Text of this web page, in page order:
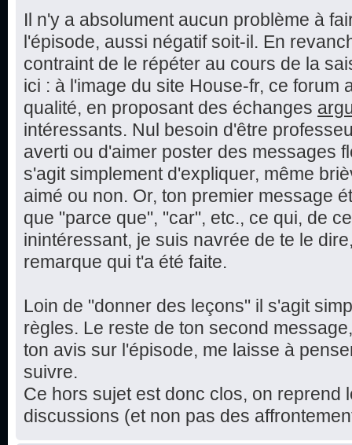
Il n'y a absolument aucun problème à
l'épisode, aussi négatif soit-il. En
contraint de le répéter au cours de la
ici : à l'image du site House-fr, ce forum
qualité, en proposant des échanges
intéressants. Nul besoin d'être
averti ou d'aimer poster des messages
s'agit simplement d'expliquer, même
aimé ou non. Or, ton premier message
que "parce que", "car", etc., ce qui, de
inintéressant, je suis navrée de te le
remarque qui t'a été faite.
Loin de "donner des leçons" il s'agit
règles. Le reste de ton second
ton avis sur l'épisode, me laisse à
suivre.
Ce hors sujet est donc clos, on reprend
discussions (et non pas des